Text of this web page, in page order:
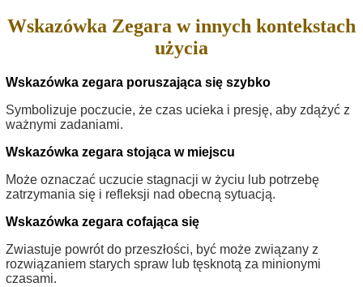
Wskazówka Zegara w innych kontekstach
użycia
Wskazówka zegara poruszająca się szybko
Symbolizuje poczucie, że czas ucieka i presję, aby zdążyć z
ważnymi zadaniami.
Wskazówka zegara stojąca w miejscu
Może oznaczać uczucie stagnacji w życiu lub potrzebę
zatrzymania się i refleksji nad obecną sytuacją.
Wskazówka zegara cofająca się
Zwiastuje powrót do przeszłości, być może związany z
rozwiązaniem starych spraw lub tęsknotą za minionymi
czasami.